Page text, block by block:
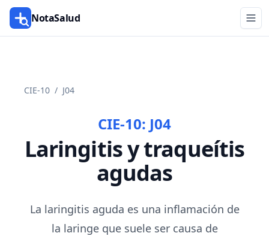
NotaSalud
CIE-10 / J04
CIE-10: J04
Laringitis y traqueítis
agudas
La laringitis aguda es una inflamación de
la laringe que suele ser causa de